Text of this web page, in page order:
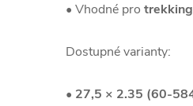
• Vhodné pro
Dostupné varianty:
• 27,5 × 2.35 (60-